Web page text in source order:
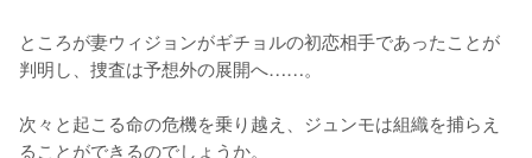
ところが妻ウィジョンがギチョルの初恋相手であったことが
判明し、捜査は予想外の展開へ……。
次々と起こる命の危機を乗り越え、ジュンモは組織を捕らえ
ることができるのでしょうか。